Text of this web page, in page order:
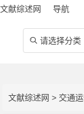
文献综述网 导航
 请选择分类
文献综述网 > 交通